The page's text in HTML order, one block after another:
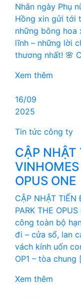
Nhân ngày Phụ
Hồng xin gửi tới
những bông hoa
lĩnh – những lời
thương nhất! 🌸
Xem thêm
16/09
2025
Tin tức công ty
CẬP NHẬT
OPUS ONE
CẬP NHẬT TIẾN
PARK THE
công toàn bộ
đi – cửa sổ, lan
vách kính uốn
OP1 – tòa chung
Xem thêm